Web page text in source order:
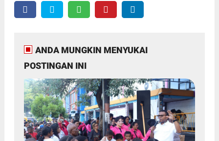
ANDA MUNGKIN MENYUKAI
POSTINGAN INI